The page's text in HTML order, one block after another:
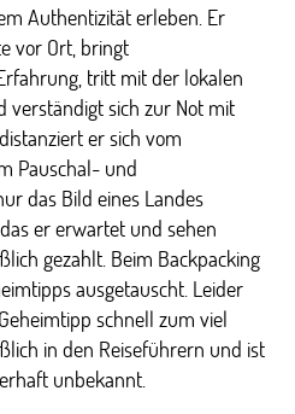
Authentizität erleben. Er
vor Ort, bringt
tritt mit der lokalen
verständigt sich zur Not mit
er sich vom
Pauschal- und
das Bild eines Landes
er erwartet und sehen
gezahlt. Beim Backpacking
ausgetauscht. Leider
schnell zum viel
in den Reiseführern und ist
unbekannt.